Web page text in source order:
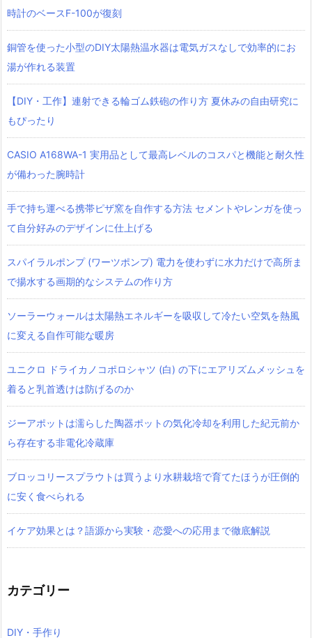
時計のベースF-100が復刻
銅管を使った小型のDIY太陽熱温水器は電気ガスなしで効率的にお
湯が作れる装置
【DIY・工作】連射できる輪ゴム鉄砲の作り方 夏休みの自由研究に
もぴったり
CASIO A168WA-1 実用品として最高レベルのコスパと機能と耐久性
が備わった腕時計
手で持ち運べる携帯ピザ窯を自作する方法 セメントやレンガを使っ
て自分好みのデザインに仕上げる
スパイラルポンプ (ワーツポンプ) 電力を使わずに水力だけで高所ま
で揚水する画期的なシステムの作り方
ソーラーウォールは太陽熱エネルギーを吸収して冷たい空気を熱風
に変える自作可能な暖房
ユニクロ ドライカノコポロシャツ‎ (白) の下にエアリズムメッシュを
着ると乳首透けは防げるのか
ジーアポットは濡らした陶器ポットの気化冷却を利用した紀元前か
ら存在する非電化冷蔵庫
ブロッコリースプラウトは買うより水耕栽培で育てたほうが圧倒的
に安く食べられる
イケア効果とは？語源から実験・恋愛への応用まで徹底解説
カテゴリー
DIY・手作り